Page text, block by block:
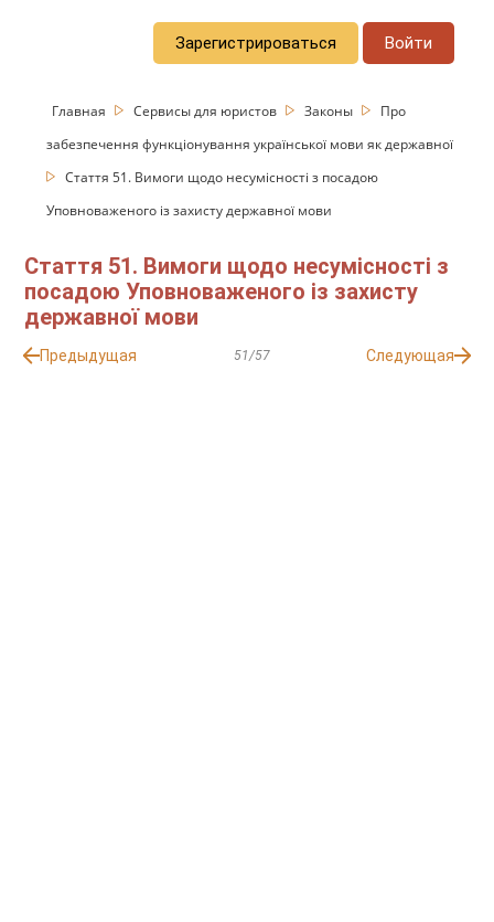
Зарегистрироваться Войти
Главная Сервисы для юристов Законы
Про
забезпечення функціонування української мови як державної
Стаття 51. Вимоги щодо несумісності з посадою
Уповноваженого із захисту державної мови
Стаття 51. Вимоги щодо несумісності з
посадою Уповноваженого із захисту
державної мови
Предыдущая 51/57 Следующая